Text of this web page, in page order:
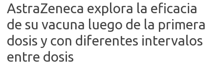
AstraZeneca explora la eficacia
de su vacuna luego de la primera
dosis y con diferentes intervalos
entre dosis